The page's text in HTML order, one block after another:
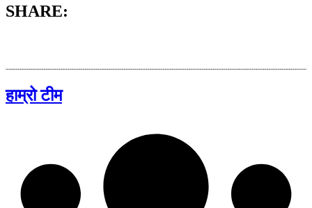
SHARE:
हाम्रो टीम